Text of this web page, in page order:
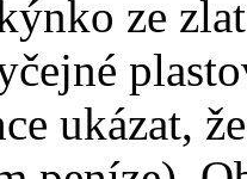
ze
ukázat,